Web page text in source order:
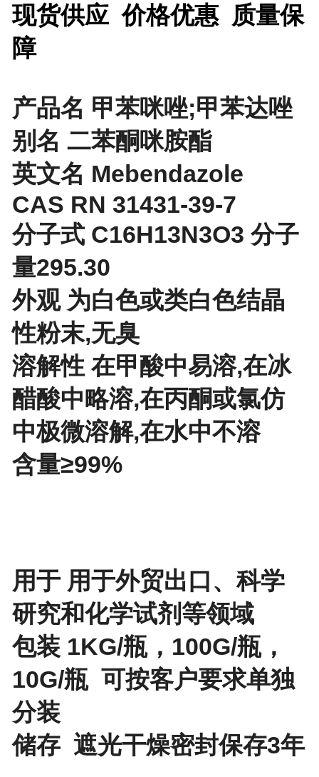
现货供应 价格优惠 质量保
障
产品名 甲苯咪唑;甲苯达唑
别名 二苯酮咪胺酯
英文名 Mebendazole
CAS RN 31431-39-7
分子式 C16H13N3O3 分子
量295.30
外观 为白色或类白色结晶
性粉末,无臭
溶解性 在甲酸中易溶,在冰
醋酸中略溶,在丙酮或氯仿
中极微溶解,在水中不溶
含量≥99%
用于 用于外贸出口、科学
研究和化学试剂等领域
包装 1KG/瓶，100G/瓶，
10G/瓶 可按客户要求单独
分装
储存 遮光干燥密封保存3年